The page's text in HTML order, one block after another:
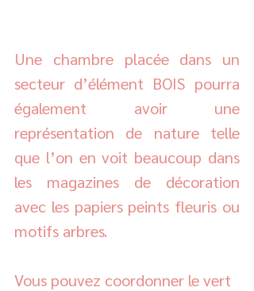
Une chambre placée dans un
secteur d’élément BOIS pourra
également avoir une
représentation de nature telle
que l’on en voit beaucoup dans
les magazines de décoration
avec les papiers peints fleuris ou
motifs arbres.
Vous pouvez coordonner le vert